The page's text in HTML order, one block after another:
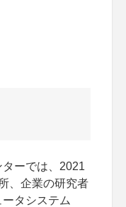
ーでは、2021
、企業の研究者
タシステム